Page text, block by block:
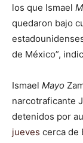
los que Ismael
quedaron bajo
de México”,
Ismael Mayo
narcotraficante
detenidos por
jueves cerca de